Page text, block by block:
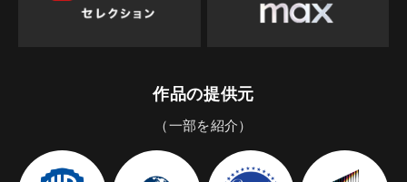
作品の提供元
（一部を紹介）